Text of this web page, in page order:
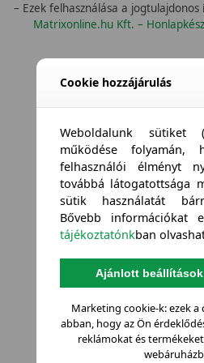
– Ezek felhasználása a
Matrixonline.hu Kft. –
Cookie hozzájárulás
Weboldalunk sütiket
működése
felhasználói élményt
továbbá látogatottsága
sütik használatát
Bővebb
tájékoztatónkban
Ajánlott
Marketing cookie-k: ezek
abban, hogy az Ön
reklámokat és